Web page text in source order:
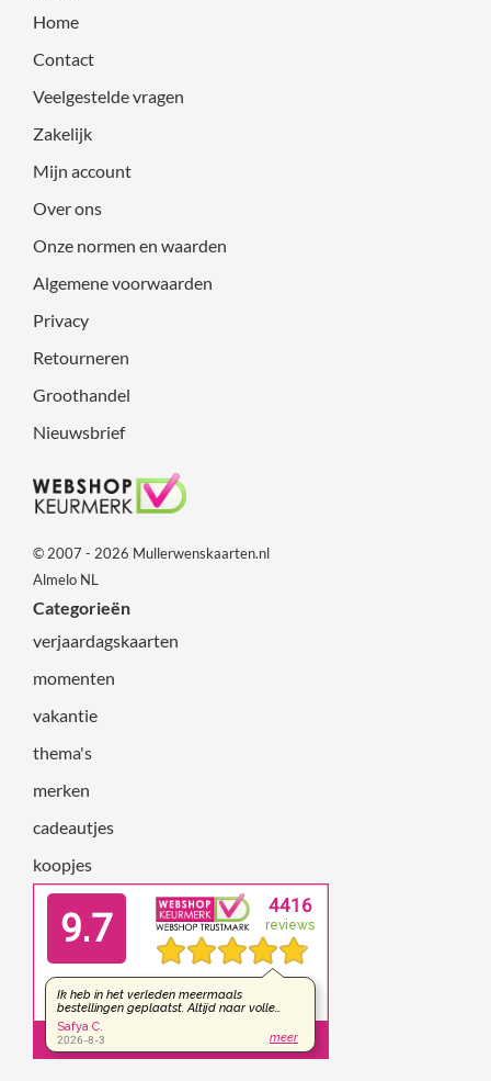
Home
Contact
Veelgestelde vragen
Zakelijk
Mijn account
Over ons
Onze normen en waarden
Algemene voorwaarden
Privacy
Retourneren
Groothandel
Nieuwsbrief
© 2007 - 2026 Mullerwenskaarten.nl
Almelo NL
Categorieën
verjaardagskaarten
momenten
vakantie
thema's
merken
cadeautjes
koopjes